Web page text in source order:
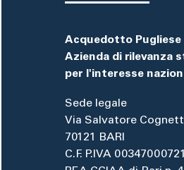
Acquedotto Pugliese
Azienda di rilevanza
per l'interesse
Sede legale
Via Salvatore
70121 BARI
C.F. P.IVA 00347000721